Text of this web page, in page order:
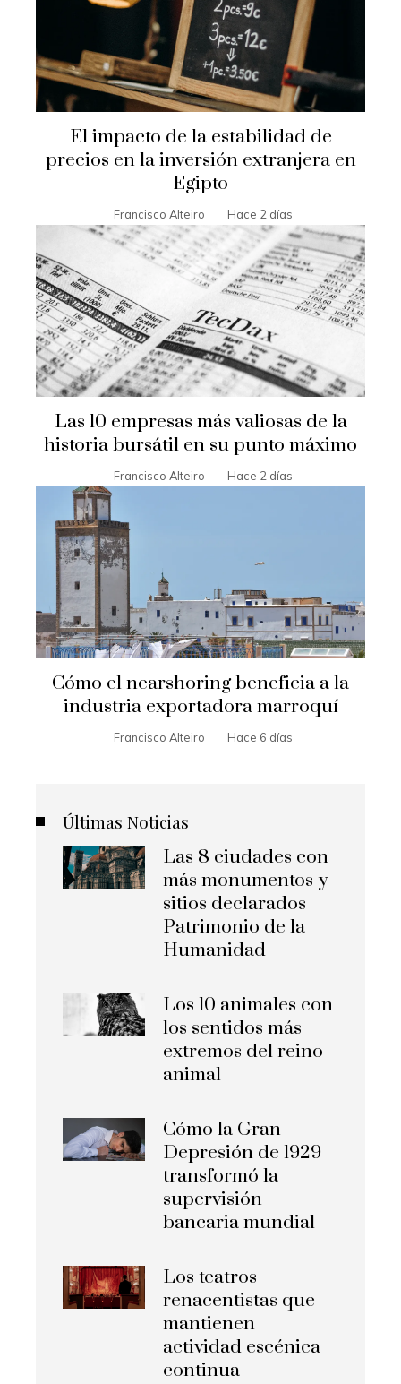
El impacto de la estabilidad de
precios en la inversión extranjera en
Egipto
Francisco Alteiro Hace 2 días
Las 10 empresas más valiosas de la
historia bursátil en su punto máximo
Francisco Alteiro Hace 2 días
Cómo el nearshoring beneficia a la
industria exportadora marroquí
Francisco Alteiro Hace 6 días
Últimas Noticias
Las 8 ciudades con
más monumentos y
sitios declarados
Patrimonio de la
Humanidad
Los 10 animales con
los sentidos más
extremos del reino
animal
Cómo la Gran
Depresión de 1929
transformó la
supervisión
bancaria mundial
Los teatros
renacentistas que
mantienen
actividad escénica
continua